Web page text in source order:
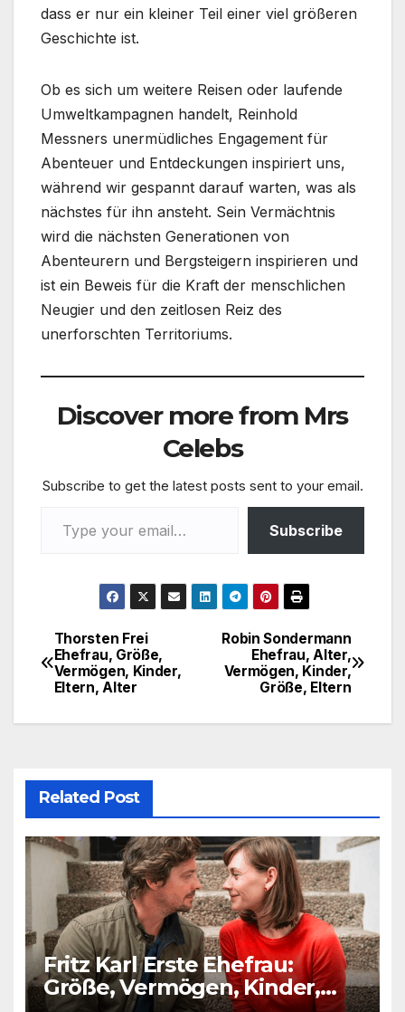
dass er nur ein kleiner Teil einer viel größeren
Geschichte ist.
Ob es sich um weitere Reisen oder laufende
Umweltkampagnen handelt, Reinhold
Messners unermüdliches Engagement für
Abenteuer und Entdeckungen inspiriert uns,
während wir gespannt darauf warten, was als
nächstes für ihn ansteht. Sein Vermächtnis
wird die nächsten Generationen von
Abenteurern und Bergsteigern inspirieren und
ist ein Beweis für die Kraft der menschlichen
Neugier und den zeitlosen Reiz des
unerforschten Territoriums.
Discover more from Mrs
Celebs
Subscribe to get the latest posts sent to your email.
Subscribe
Post
navigation
Robin Sondermann
Ehefrau, Alter,
Vermögen, Kinder,
Größe, Eltern
Thorsten Frei
Ehefrau, Größe,
Vermögen, Kinder,
Eltern, Alter
Related Post
Fritz Karl Erste Ehefrau:
Größe, Vermögen, Kinder,